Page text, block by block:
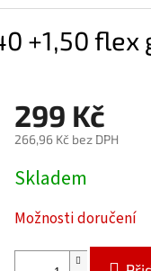
+1,50 flex
299 Kč
266,96 Kč bez DPH
Měrná
cena:
Skladem
Možnosti doručení